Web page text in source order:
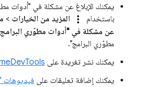
يمكنك الإبلاغ عن مشكلة في "أدوات
باستخدام
more_vert المزيد من الخيارات >
عن مشكلة في "أدوات مطوّري
مطوّري البرامج".
يمكنك نشر تغريدة على
يمكنك إضافة تعليقات على فيديوهات